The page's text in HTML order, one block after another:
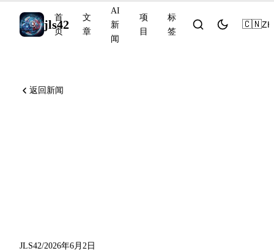
jls42
首
页
文
章
AI
新
闻
项
目
标
签
🇨🇳ZH
返回新闻
JLS42/2026年6月2日